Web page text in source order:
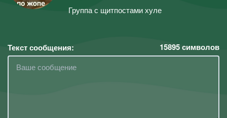
Группа с щитпостами хуле
Текст сообщения: 15895символов